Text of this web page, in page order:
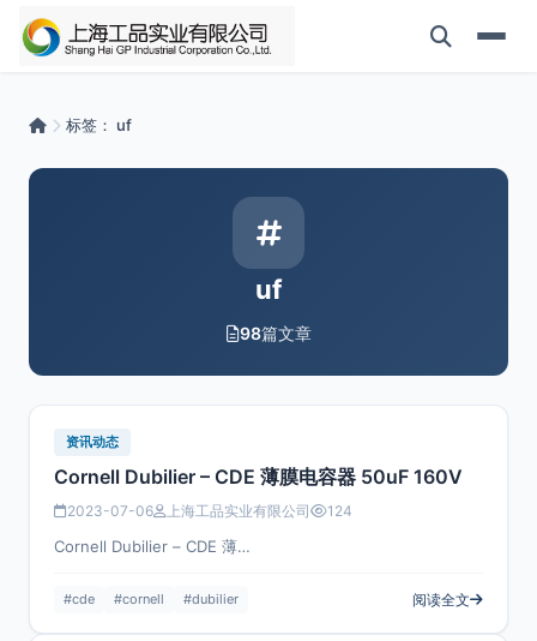
标签： uf
uf
98篇文章
资讯动态
Cornell Dubilier – CDE 薄膜电容器 50uF 160V
2023-07-06 上海工品实业有限公司 124
Cornell Dubilier – CDE 薄…
#cde #cornell #dubilier 阅读全文